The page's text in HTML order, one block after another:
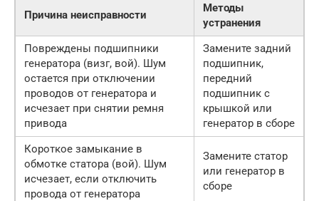
Причина неисправности
Методы
устранения
Повреждены подшипники
генератора (визг, вой). Шум
остается при отключении
проводов от генератора и
исчезает при снятии ремня
привода
Замените задний
подшипник,
передний
подшипник с
крышкой или
генератор в сборе
Короткое замыкание в
обмотке статора (вой). Шум
исчезает, если отключить
провода от генератора
Замените статор
или генератор в
сборе